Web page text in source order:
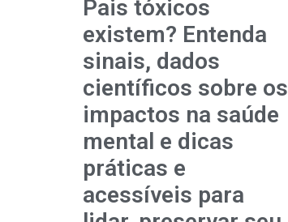
Pais tóxicos
existem? Entenda
sinais, dados
científicos sobre os
impactos na saúde
mental e dicas
práticas e
acessíveis para